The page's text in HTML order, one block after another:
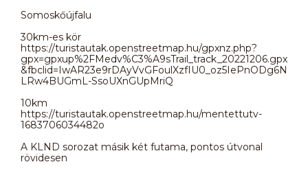
Somoskőújfalu
30km-es kör
https://turistautak.openstreetmap.hu/gpxnz.php?
gpx=gpxup%2FMedv%C3%A9sTrail_track_20221206.gpx
&fbclid=IwAR23e9rDAyVvGFoulXzfIU0_oz5IePnODg6N
LRw4BUGmL-SsoUXnGUpMriQ
10km
https://turistautak.openstreetmap.hu/mentettutv-
1683706034482o
A KLND sorozat másik két futama, pontos útvonal
rövidesen